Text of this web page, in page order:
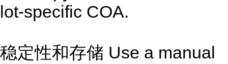
lot-specific COA.
稳定性和存储 Use a manual